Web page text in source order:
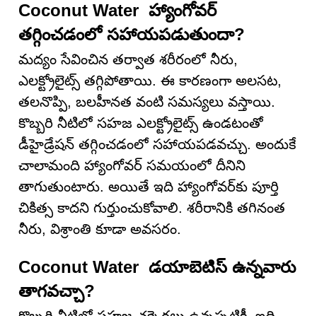
Coconut Water హ్యాంగోవర్
తగ్గించడంలో సహాయపడుతుందా?
మద్యం సేవించిన తర్వాత శరీరంలో నీరు,
ఎలక్ట్రోలైట్స్ తగ్గిపోతాయి. ఈ కారణంగా అలసట,
తలనొప్పి, బలహీనత వంటి సమస్యలు వస్తాయి.
కొబ్బరి నీటిలో సహజ ఎలక్ట్రోలైట్స్ ఉండటంతో
డీహైడ్రేషన్ తగ్గించడంలో సహాయపడవచ్చు. అందుకే
చాలామంది హ్యాంగోవర్ సమయంలో దీనిని
తాగుతుంటారు. అయితే ఇది హ్యాంగోవర్‌కు పూర్తి
చికిత్స కాదని గుర్తుంచుకోవాలి. శరీరానికి తగినంత
నీరు, విశ్రాంతి కూడా అవసరం.
Coconut Water డయాబెటిస్ ఉన్నవారు
తాగవచ్చా?